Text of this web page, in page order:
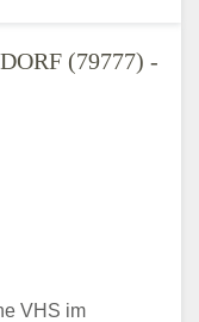
(79777) -
VHS im